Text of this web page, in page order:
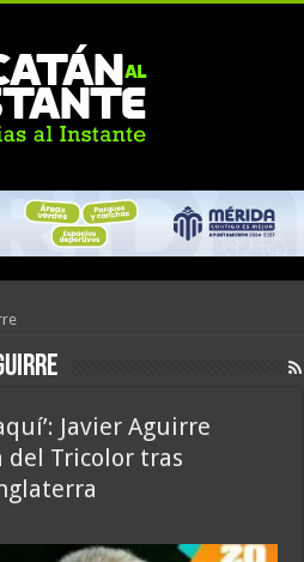
Javier Aguirre
del Tricolor tras